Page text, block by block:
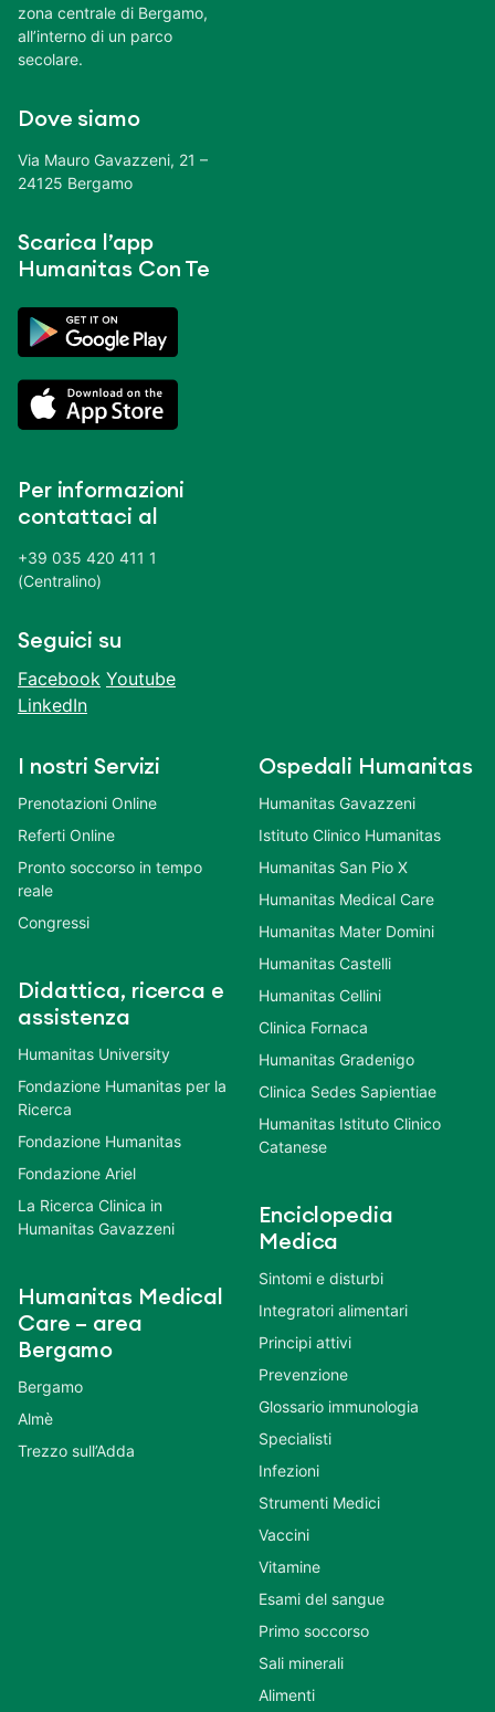
zona centrale di Bergamo,
all’interno di un parco
secolare.
Dove siamo
Via Mauro Gavazzeni, 21 –
24125 Bergamo
Scarica l’app
Humanitas Con Te
Per informazioni
contattaci al
+39 035 420 411 1
(Centralino)
Seguici su
Facebook Youtube
LinkedIn
I nostri Servizi
Prenotazioni Online
Referti Online
Pronto soccorso in tempo
reale
Congressi
Didattica, ricerca e
assistenza
Humanitas University
Fondazione Humanitas per la
Ricerca
Fondazione Humanitas
Fondazione Ariel
La Ricerca Clinica in
Humanitas Gavazzeni
Humanitas Medical
Care – area
Bergamo
Bergamo
Almè
Trezzo sull’Adda
Ospedali Humanitas
Humanitas Gavazzeni
Istituto Clinico Humanitas
Humanitas San Pio X
Humanitas Medical Care
Humanitas Mater Domini
Humanitas Castelli
Humanitas Cellini
Clinica Fornaca
Humanitas Gradenigo
Clinica Sedes Sapientiae
Humanitas Istituto Clinico
Catanese
Enciclopedia
Medica
Sintomi e disturbi
Integratori alimentari
Principi attivi
Prevenzione
Glossario immunologia
Specialisti
Infezioni
Strumenti Medici
Vaccini
Vitamine
Esami del sangue
Primo soccorso
Sali minerali
Alimenti